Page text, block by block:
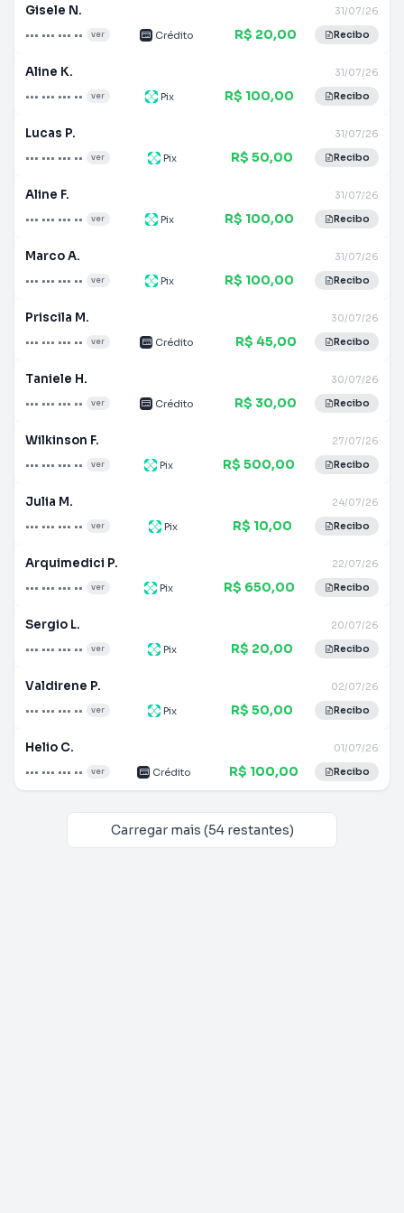
Gisele N.
••• ••• ••• •• ver
31/07/26
Crédito R$ 20,00 Recibo
Aline K.
••• ••• ••• •• ver
31/07/26
Pix R$ 100,00 Recibo
Lucas P.
••• ••• ••• •• ver
31/07/26
Pix R$ 50,00 Recibo
Aline F.
••• ••• ••• •• ver
31/07/26
Pix R$ 100,00 Recibo
Marco A.
••• ••• ••• •• ver
31/07/26
Pix R$ 100,00 Recibo
Priscila M.
••• ••• ••• •• ver
30/07/26
Crédito R$ 45,00 Recibo
Taniele H.
••• ••• ••• •• ver
30/07/26
Crédito R$ 30,00 Recibo
Wilkinson F.
••• ••• ••• •• ver
27/07/26
Pix R$ 500,00 Recibo
Julia M.
••• ••• ••• •• ver
24/07/26
Pix R$ 10,00 Recibo
Arquimedici P.
••• ••• ••• •• ver
22/07/26
Pix R$ 650,00 Recibo
Sergio L.
••• ••• ••• •• ver
20/07/26
Pix R$ 20,00 Recibo
Valdirene P.
••• ••• ••• •• ver
02/07/26
Pix R$ 50,00 Recibo
Helio C.
••• ••• ••• •• ver
01/07/26
Crédito R$ 100,00 Recibo
Carregar mais (54 restantes)